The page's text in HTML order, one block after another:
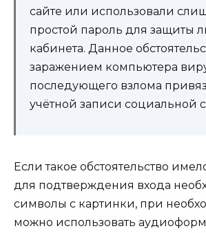
сайте или использовали
простой пароль для защиты
кабинета. Данное
заражением компьютера
последующего взлома
учётной записи социальной
Если такое обстоятельство
для подтверждения входа
символы с картинки, при
можно использовать